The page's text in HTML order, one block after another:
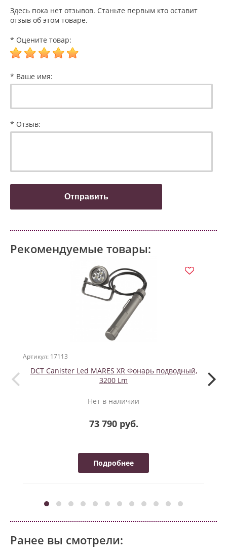
Здесь пока нет отзывов. Станьте первым кто оставит
отзыв об этом товаре.
* Оцените товар:
* Ваше имя:
* Отзыв:
Рекомендуемые товары:
Артикул: 17113
DCT Canister Led MARES XR Фонарь подводный,
3200 Lm
Нет в наличии
73 790 руб.
Подробнее
Ранее вы смотрели: